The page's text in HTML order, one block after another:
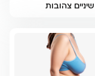
שיניים צהובות